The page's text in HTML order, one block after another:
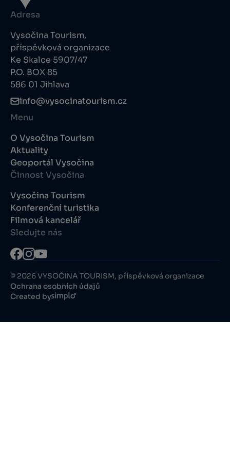
Adresa
Vysočina Tourism,
příspěvková organizace
Ke Skalce 5907/47
P.O. BOX 85
586 01 Jihlava
info@vysocinatourism.cz
Menu
O Vysočina Tourism
Aktuality
Geoportál Vysočina
Činnost Vysočina
Vysočina Tourism
Konferenční turistika
Filmová kancelář
Sledujte nás
© 2026 VYSOČINA TOURISM, příspěvková organizace
Ochrana osobních údajů
Created by